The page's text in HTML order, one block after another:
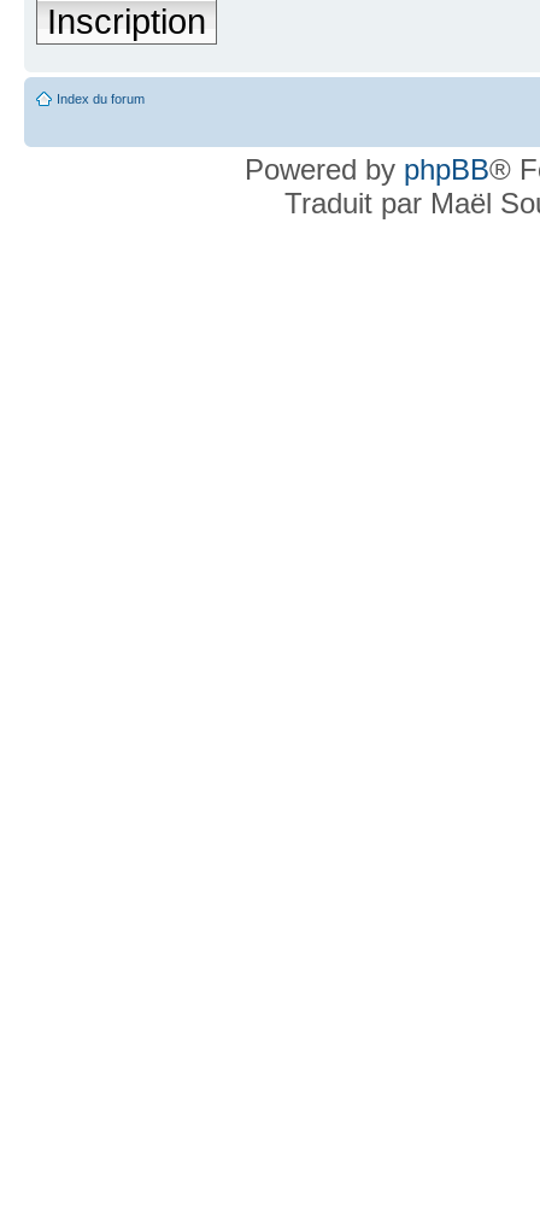
Inscription
Index du forum
Powered by phpBB®
Traduit par Maël